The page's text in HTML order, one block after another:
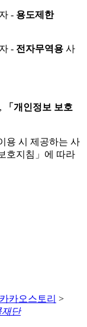
- 용도제한
- 전자무역용 사
「개인정보 보호
용 시 제공하는 사
호지침」에 따라
카카오스토리 >
재단